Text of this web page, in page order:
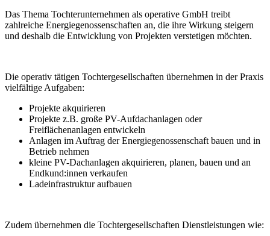
Das Thema Tochterunternehmen als operative GmbH treibt
zahlreiche Energiegenossenschaften an, die ihre Wirkung steigern
und deshalb die Entwicklung von Projekten verstetigen möchten.
Die operativ tätigen Tochtergesellschaften übernehmen in der Praxis
vielfältige Aufgaben:
Projekte akquirieren
Projekte z.B. große PV-Aufdachanlagen oder
Freiflächenanlagen entwickeln
Anlagen im Auftrag der Energiegenossenschaft bauen und in
Betrieb nehmen
kleine PV-Dachanlagen akquirieren, planen, bauen und an
Endkund:innen verkaufen
Ladeinfrastruktur aufbauen
Zudem übernehmen die Tochtergesellschaften Dienstleistungen wie: